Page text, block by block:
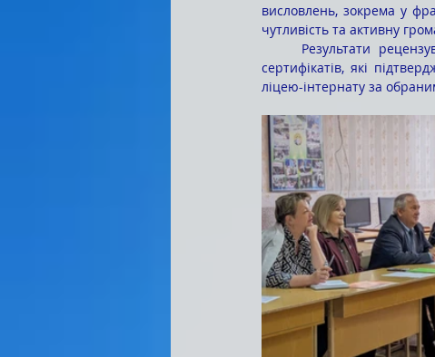
висловлень, зокрема у
чутливість та активну
сертифікатів, які
ліцею-інтернату за